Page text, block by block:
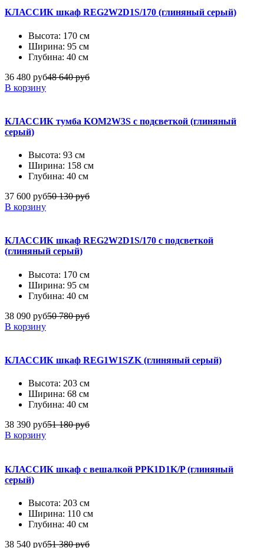
КЛАССИК шкаф REG2W2D1S/170 (глиняный серый)
Высота: 170 см
Ширина: 95 см
Глубина: 40 см
36 480 руб48 640 руб
В корзину
КЛАССИК тумба KOM2W3S с подсветкой (глиняный
серый)
Высота: 93 см
Ширина: 158 см
Глубина: 40 см
37 600 руб50 130 руб
В корзину
КЛАССИК шкаф REG2W2D1S/170 с подсветкой
(глиняный серый)
Высота: 170 см
Ширина: 95 см
Глубина: 40 см
38 090 руб50 780 руб
В корзину
КЛАССИК шкаф REG1W1SZK (глиняный серый)
Высота: 203 см
Ширина: 68 см
Глубина: 40 см
38 390 руб51 180 руб
В корзину
КЛАССИК шкаф с вешалкой PPK1D1K/P (глиняный
серый)
Высота: 203 см
Ширина: 110 см
Глубина: 40 см
38 540 руб51 380 руб